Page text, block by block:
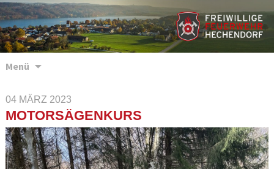
Menü
Inhalt
04 MÄRZ 2023
MOTORSÄGENKURS